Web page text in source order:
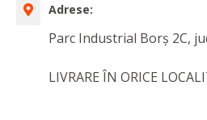
Adrese:
Parc Industrial Borș 2C,
LIVRARE ÎN ORICE